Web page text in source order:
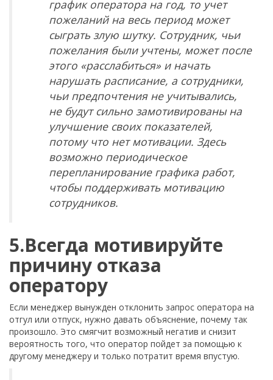
график оператора на год, то учет
пожеланий на весь период может
сыграть злую шутку. Сотрудник, чьи
пожелания были учтены, может после
этого «расслабиться» и начать
нарушать расписание, а сотрудники,
чьи предпочтения не учитывались,
не будут сильно замотивированы на
улучшение своих показателей,
потому что нет мотивации. Здесь
возможно периодическое
перепланирование графика работ,
чтобы поддерживать мотивацию
сотрудников.
5.Всегда мотивируйте
причину отказа
оператору
Если менеджер вынужден отклонить запрос оператора на
отгул или отпуск, нужно давать объяснение, почему так
произошло. Это смягчит возможный негатив и снизит
вероятность того, что оператор пойдет за помощью к
другому менеджеру и только потратит время впустую.